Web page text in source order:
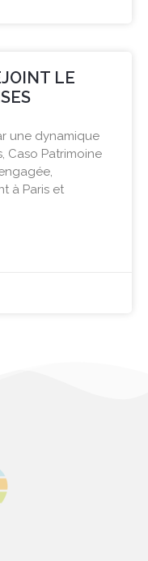
LE
une dynamique
Caso Patrimoine
à Paris et